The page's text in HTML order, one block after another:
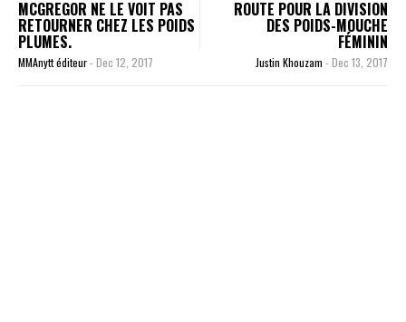
MCGREGOR NE LE VOIT PAS
RETOURNER CHEZ LES POIDS
PLUMES.
MMAnytt éditeur- Dec 12, 2017
ROUTE POUR LA DIVISION
DES POIDS-MOUCHE
FÉMININ
Justin Khouzam - Dec 13, 2017